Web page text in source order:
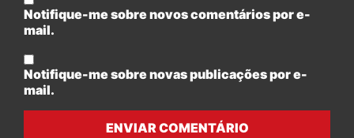
Notifique-me sobre novos comentários por e-
mail.
Notifique-me sobre novas publicações por e-
mail.
ENVIAR COMENTÁRIO